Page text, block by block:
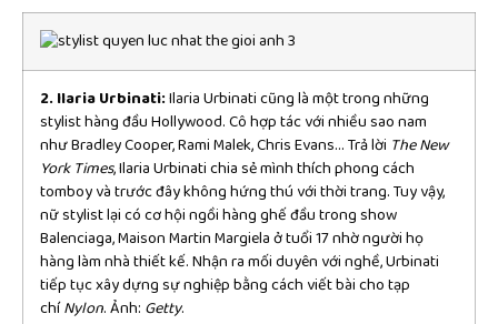
2. Ilaria Urbinati:Ilaria Urbinati cũng là một trong những
stylist hàng đầu Hollywood. Cô hợp tác với nhiều sao nam
như Bradley Cooper, Rami Malek, Chris Evans… Trả lời The New
York Times, Ilaria Urbinati chia sẻ mình thích phong cách
tomboy và trước đây không hứng thú với thời trang. Tuy vậy,
nữ stylist lại có cơ hội ngồi hàng ghế đầu trong show
Balenciaga, Maison Martin Margiela ở tuổi 17 nhờ người họ
hàng làm nhà thiết kế. Nhận ra mối duyên với nghề, Urbinati
tiếp tục xây dựng sự nghiệp bằng cách viết bài cho tạp
chíNylon. Ảnh: Getty.